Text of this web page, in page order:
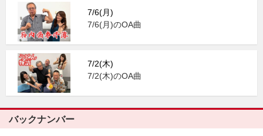
7/6(月)
7/6(月)のOA曲
7/2(木)
7/2(木)のOA曲
バックナンバー